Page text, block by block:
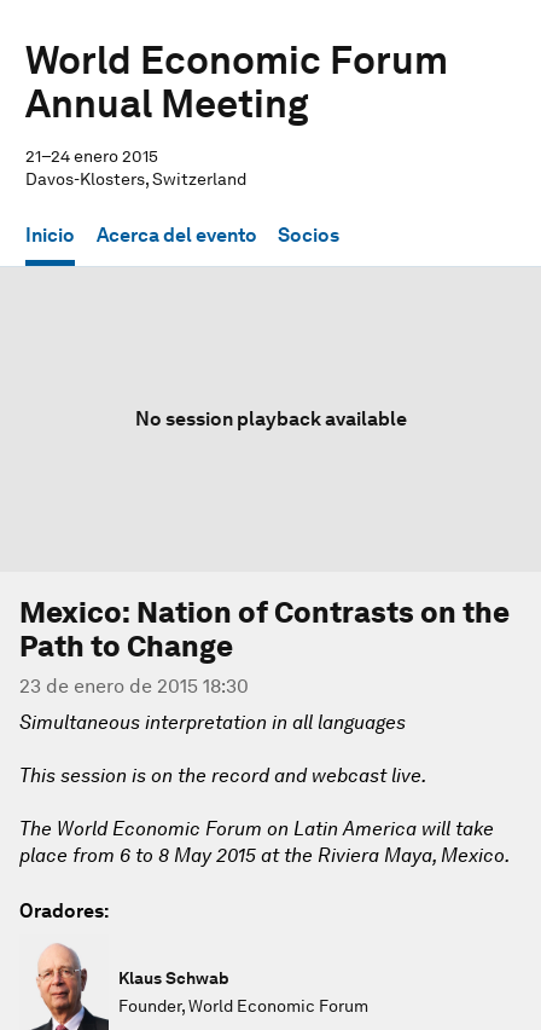
World Economic Forum
Annual Meeting
21–24 enero 2015
Davos-Klosters, Switzerland
Inicio Acerca del evento Socios
No session playback available
Mexico: Nation of Contrasts on the
Path to Change
23 de enero de 2015 18:30
Simultaneous interpretation in all languages
This session is on the record and webcast live.
The World Economic Forum on Latin America will take
place from 6 to 8 May 2015 at the Riviera Maya, Mexico.
Oradores:
Klaus Schwab
Founder, World Economic Forum